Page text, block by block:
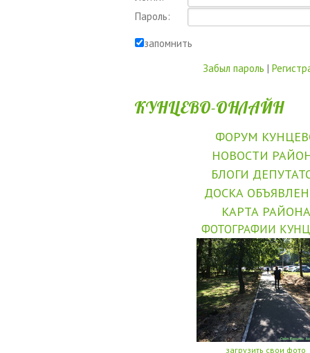
Пароль:
запомнить
Забыл пароль |
КУНЦЕВО-ОНЛАЙН
ФОРУМ
НОВОСТИ
БЛОГИ
ДОСКА
КАРТА РАЙОНА
ФОТОГРАФИИ
загрузить свои фото